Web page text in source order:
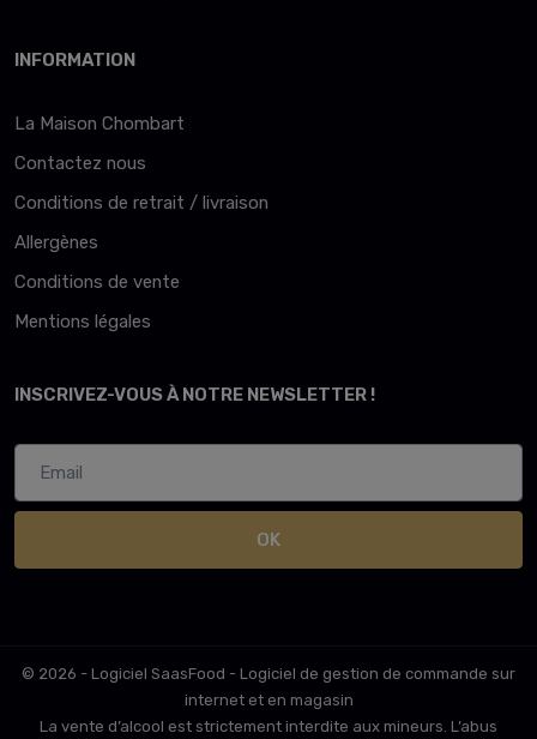
INFORMATION
La Maison Chombart
Contactez nous
Conditions de retrait / livraison
Allergènes
Conditions de vente
Mentions légales
INSCRIVEZ-VOUS À NOTRE NEWSLETTER !
OK
© 2026 - Logiciel SaasFood - Logiciel de gestion de commande sur
internet et en magasin
La vente d’alcool est strictement interdite aux mineurs. L’abus